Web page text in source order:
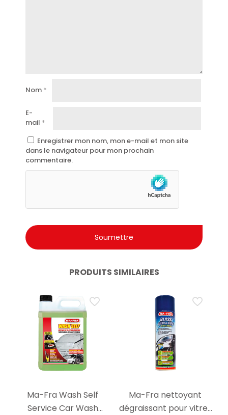
Nom *
E-
mail *
Enregistrer mon nom, mon e-mail et mon site
dans le navigateur pour mon prochain
commentaire.
PRODUITS SIMILAIRES
Ma-Fra Wash Self
Service Car Wash
Ma-Fra nettoyant
dégraissant pour vitres